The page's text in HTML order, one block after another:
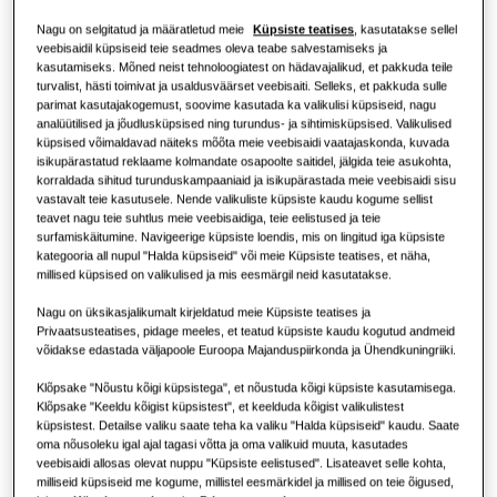
LAHENDUSED ÄRIHOONETELE
Kliimaseadme lahendused
Kontrollerid
töötab?
Soojuspumba eelised
Mis on kliimaseade ja kuidas see
töötab?
ÄRILAHENDUSED
Hotellid
Jaekaubandus
Restoran
Kontor
Teave Samsungi kohta
Nagu on selgitatud ja määratletud meie Küpsiste teatises , kasutatakse sellel
veebisaidil küpsiseid teie seadmes oleva teabe salvestamiseks ja
kasutamiseks. Mõned neist tehnoloogiatest on hädavajalikud, et pakkuda teile
turvalist, hästi toimivat ja usaldusväärset veebisaiti. Selleks, et pakkuda sulle
parimat kasutajakogemust, soovime kasutada ka valikulisi küpsiseid, nagu
analüütilised ja jõudlusküpsised ning turundus- ja sihtimisküpsised. Valikulised
küpsised võimaldavad näiteks mõõta meie veebisaidi vaatajaskonda, kuvada
isikupärastatud reklaame kolmandate osapoolte saitidel, jälgida teie asukohta,
korraldada sihitud turunduskampaaniaid ja isikupärastada meie veebisaidi sisu
vastavalt teie kasutusele. Nende valikuliste küpsiste kaudu kogume sellist
teavet nagu teie suhtlus meie veebisaidiga, teie eelistused ja teie
surfamiskäitumine. Navigeerige küpsiste loendis, mis on lingitud iga küpsiste
kategooria all nupul "Halda küpsiseid" või meie Küpsiste teatises, et näha,
millised küpsised on valikulised ja mis eesmärgil neid kasutatakse.
Nagu on üksikasjalikumalt kirjeldatud meie Küpsiste teatises ja
Privaatsusteatises, pidage meeles, et teatud küpsiste kaudu kogutud andmeid
võidakse edastada väljapoole Euroopa Majanduspiirkonda ja Ühendkuningriiki.
Klõpsake "Nõustu kõigi küpsistega", et nõustuda kõigi küpsiste kasutamisega.
Klõpsake "Keeldu kõigist küpsistest", et keelduda kõigist valikulistest
küpsistest. Detailse valiku saate teha ka valiku "Halda küpsiseid" kaudu. Saate
oma nõusoleku igal ajal tagasi võtta ja oma valikuid muuta, kasutades
veebisaidi allosas olevat nuppu "Küpsiste eelistused". Lisateavet selle kohta,
milliseid küpsiseid me kogume, millistel eesmärkidel ja millised on teie õigused,